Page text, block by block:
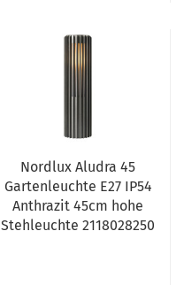
Nordlux Aludra 45
Gartenleuchte E27 IP54
Anthrazit 45cm hohe
Stehleuchte 2118028250